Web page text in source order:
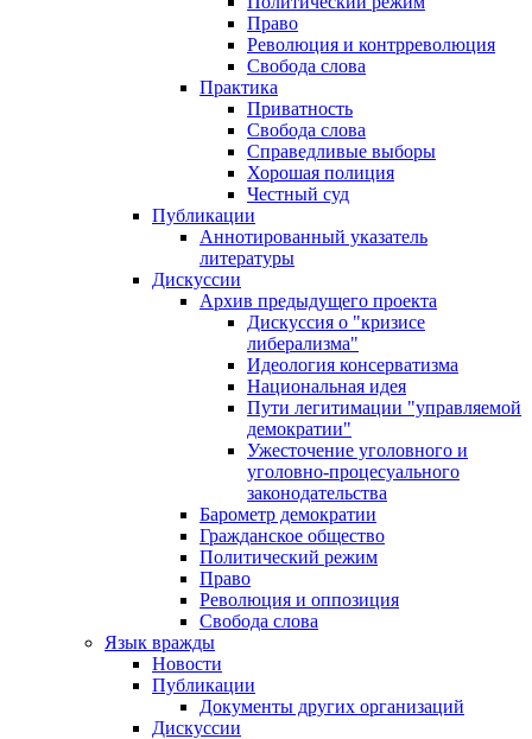
Право
Революция и контрреволюция
Свобода слова
Практика
Приватность
Свобода слова
Справедливые выборы
Хорошая полиция
Честный суд
Публикации
Аннотированный указатель
литературы
Дискуссии
Архив предыдущего проекта
Дискуссия о "кризисе
либерализма"
Идеология консерватизма
Национальная идея
Пути легитимации "управляемой
демократии"
Ужесточение уголовного и
уголовно-процесуального
законодательства
Барометр демократии
Гражданское общество
Политический режим
Право
Революция и оппозиция
Свобода слова
Язык вражды
Новости
Публикации
Документы других организаций
Дискуссии